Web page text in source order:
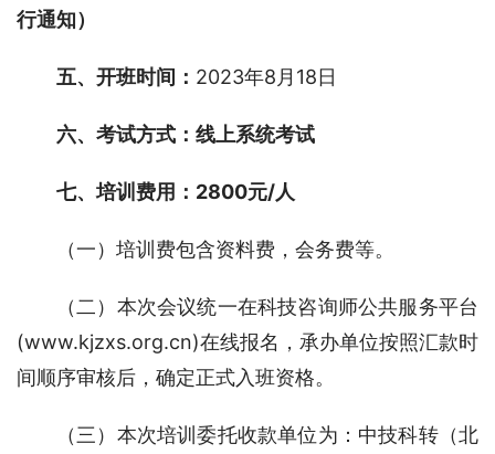
行通知）
五、开班时间： 2023年8月18日
六、考试方式：线上系统考试
七、培训费用：2800元/人
（一）培训费包含资料费，会务费等。
（二）本次会议统一在科技咨询师公共服务平台
(www.kjzxs.org.cn)在线报名，承办单位按照汇款时
间顺序审核后，确定正式入班资格。
（三）本次培训委托收款单位为：中技科转（北